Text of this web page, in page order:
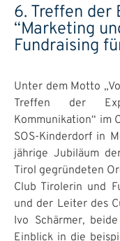
6. Treffen der
“Marketing
Fundraising
Unter dem Motto
Treffen der
Kommunikation“ im
SOS-Kinderdorf in
jährige Jubiläum
Tirol gegründeten
Club Tirolerin und
und der Leiter des
Ivo Schärmer,
Einblick in die